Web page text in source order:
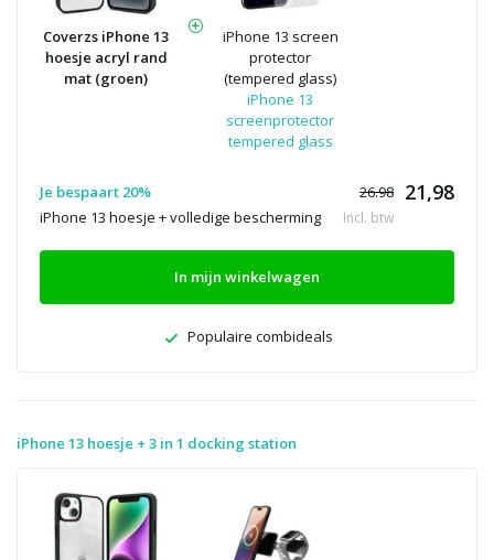
Coverzs iPhone 13
hoesje acryl rand
mat (groen)
iPhone 13 screen
protector
(tempered glass)
iPhone 13
screenprotector
tempered glass
Je bespaart 20% 26.98 21,98
iPhone 13 hoesje + volledige bescherming Incl. btw
In mijn winkelwagen
Populaire combideals
iPhone 13 hoesje + 3 in 1 docking station